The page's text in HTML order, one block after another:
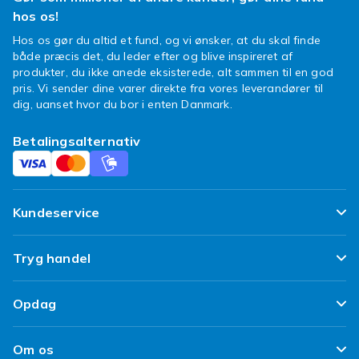
kattebamser
Hos Fyndiq kan du finde kattebamser i alle
størrelser. Små katte til at hænge i tasken eller
samle på - og store, bløde katte, der fylder
hele sengen. Nogle modeller er lange som
med foran en film eller bruge som nakkestøtte.
Jo større, jo hyggeligere!
Køb kattebamser hos os
hurtigt - især dem med trendy udtryk, limited
edition-farver eller ekstra blødt. Så skynd dig
og snup din favorit, før en anden miaver løs
med den. Der er noget for enhver katteelsker
hos os!
Hos os gør du altid et fund, og vi ønsker, at du skal finde
både præcis det, du leder efter og blive inspireret af
produkter, du ikke anede eksisterede, alt sammen til en god
pris. Vi sender dine varer direkte fra vores leverandører til
dig, uanset hvor du bor i enten Danmark.
Betalingsalternativ
Kundeservice
Ofte stillede spørgsmål
Spor min pakke
Levering
Fortryd & returner her
Tryg handel
Tilfredshedsgaranti
Kundeanmeldelser
Opdag
Top 100 fund
Om os